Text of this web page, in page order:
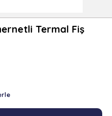
Termal Fiş